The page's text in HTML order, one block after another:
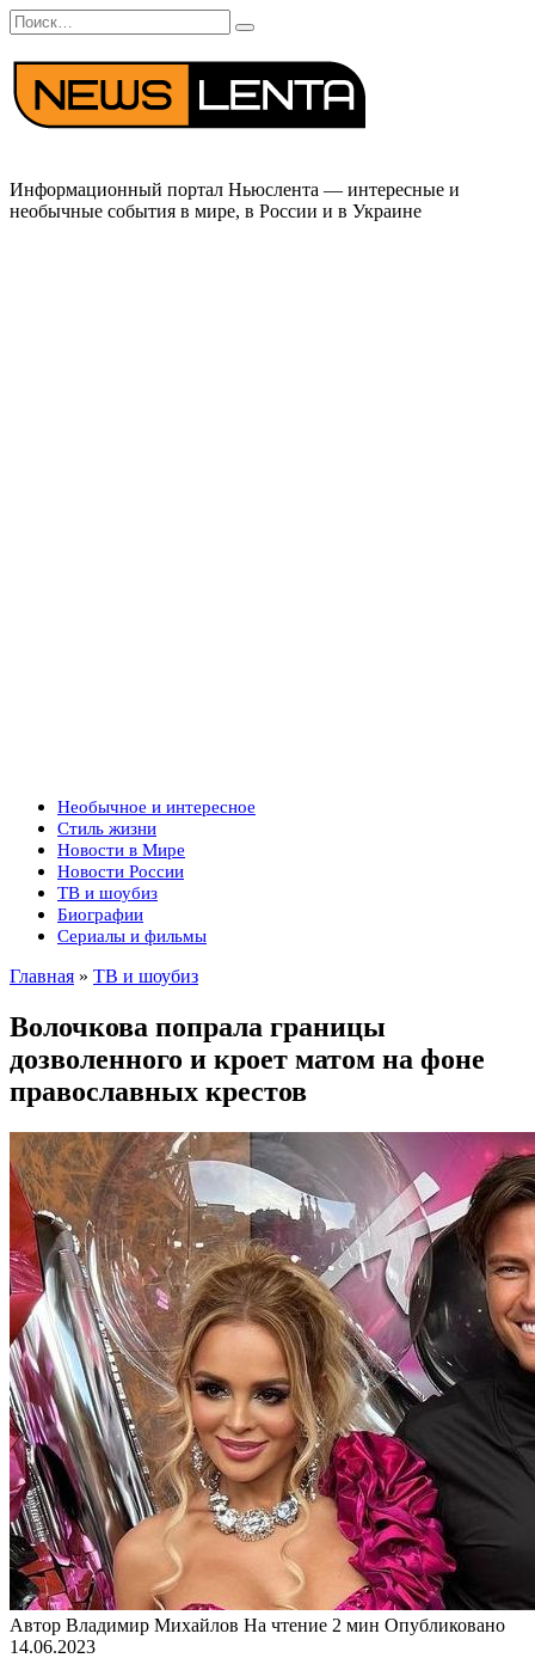
Перейти
к
содержанию
Search
for:
Информационный портал Ньюслента — интересные и
необычные события в мире, в России и в Украине
Необычное и интересное
Стиль жизни
Новости в Мире
Новости России
ТВ и шоубиз
Биографии
Сериалы и фильмы
Главная » ТВ и шоубиз
Волочкова попрала границы
дозволенного и кроет матом на фоне
православных крестов
Автор Владимир Михайлов На чтение 2 мин Опубликовано
14.06.2023